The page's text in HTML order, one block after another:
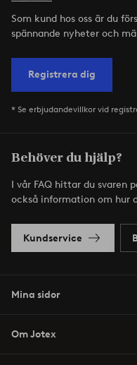
Som kund hos oss är du
spännande nyheter och
Registrera dig
* Se erbjudandevillkor vid
Behöver du hjälp?
I vår FAQ hittar du svaren
också information om hur
Kundservice
Mina sidor
Om Jotex